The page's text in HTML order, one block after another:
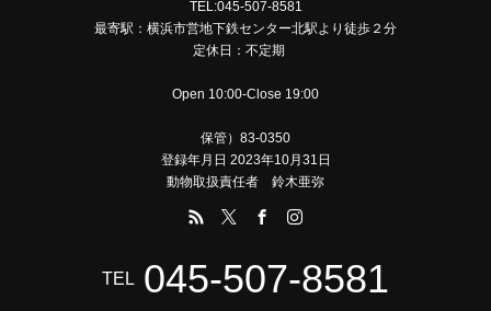
TEL:045-507-8581
最寄駅：横浜市営地下鉄センター北駅より徒歩２分
定休日：不定期
Open 10:00-Close 19:00
保管）83-0350
登録年月日 2023年10月31日
動物取扱責任者 鈴木亜弥
TEL 045-507-8581